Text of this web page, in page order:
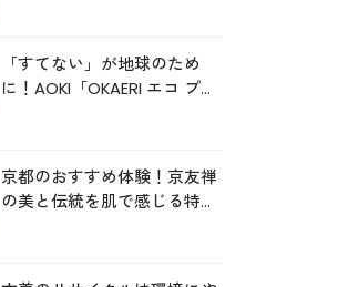
「すてない」が地球のため
に！AOKI「OKAERI エコ プロ
京都のおすすめ体験！京友禅
の美と伝統を肌で感じる特別